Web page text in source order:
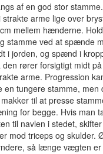
af en god stor
arme lige over
mellem hænderne.
stamme ved at spænde
i jorden, og spænd i
rører forsigtigt midt
arme. Progression
tungere stamme, men
til at presse
for begge. Hvis man
til navlen i stedet,
mod triceps og skulder.
så længe vægten er